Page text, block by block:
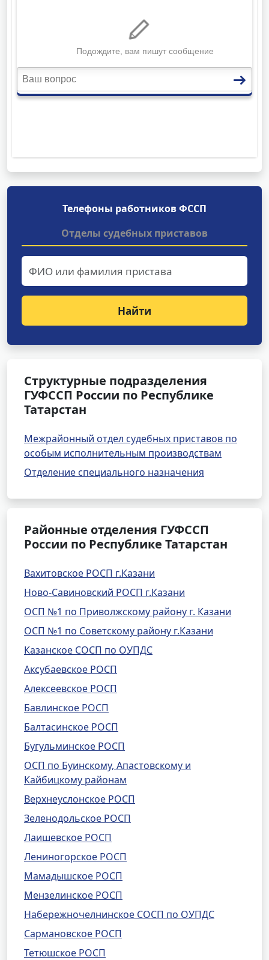
Телефоны работников ФССП
Отделы судебных приставов
Найти
Структурные подразделения
ГУФССП России по Республике
Татарстан
Межрайонный отдел судебных приставов по
особым исполнительным производствам
Отделение специального назначения
Районные отделения ГУФССП
России по Республике Татарстан
Вахитовское РОСП г.Казани
Ново-Савиновский РОСП г.Казани
ОСП №1 по Приволжскому району г. Казани
ОСП №1 по Советскому району г.Казани
Казанское СОСП по ОУПДС
Аксубаевское РОСП
Алексеевское РОСП
Бавлинское РОСП
Балтасинское РОСП
Бугульминское РОСП
ОСП по Буинскому, Апастовскому и
Кайбицкому районам
Верхнеуслонское РОСП
Зеленодольское РОСП
Лаишевское РОСП
Лениногорское РОСП
Мамадышское РОСП
Мензелинское РОСП
Набережночелнинское СОСП по ОУПДС
Сармановское РОСП
Тетюшское РОСП